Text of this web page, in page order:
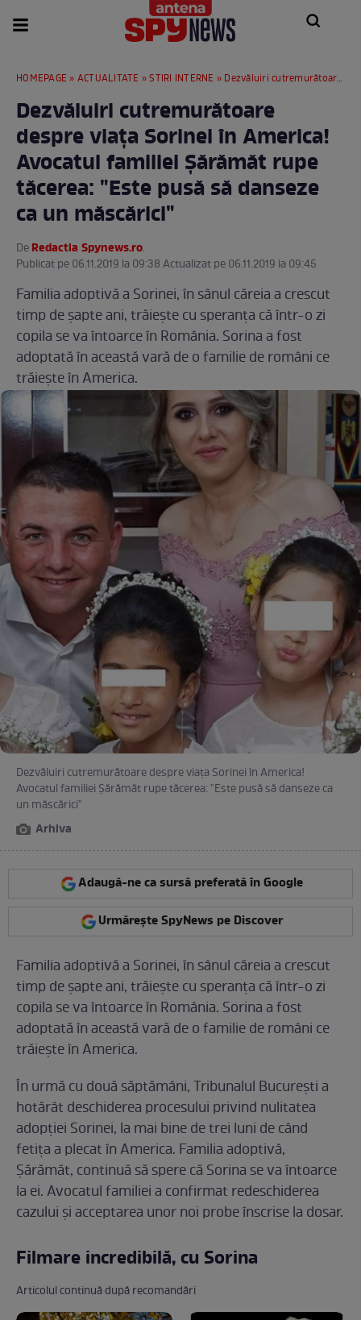
HOMEPAGE » ACTUALITATE »STIRI INTERNE » Dezvăluiri cutremurătoare despre viața Sorinei în America! Avocatul familiei Șărămăt rupe tăcerea: "Este pusă să danseze ca un măscărici"
Dezvăluiri cutremurătoare
despre viața Sorinei în America!
Avocatul familiei Șărămăt rupe
tăcerea: "Este pusă să danseze
ca un măscărici"
DeRedactia Spynews.ro.
Publicat pe 06.11.2019 la 09:38 Actualizat pe 06.11.2019 la 09:45
Familia adoptivă a Sorinei, în sânul căreia a crescut
timp de șapte ani, trăiește cu speranța că într-o zi
copila se va întoarce în România. Sorina a fost
adoptată în această vară de o familie de români ce
trăiește în America.
Dezvăluiri cutremurătoare despre viața Sorinei în America!
Avocatul familiei Șărămăt rupe tăcerea: "Este pusă să danseze ca
un măscărici"
Arhiva
Adaugă-ne ca sursă preferată în Google
Urmărește SpyNews pe Discover
Familia adoptivă a Sorinei, în sânul căreia a crescut
timp de șapte ani, trăiește cu speranța că într-o zi
copila se va întoarce în România. Sorina a fost
adoptată în această vară de o familie de români ce
trăiește în America.
În urmă cu două săptămâni, Tribunalul București a
hotărât deschiderea procesului privind nulitatea
adopției Sorinei, la mai bine de trei luni de când
fetița a plecat în America. Familia adoptivă,
Șărămăt, continuă să spere că Sorina se va întoarce
la ei. Avocatul familiei a confirmat redeschiderea
cazului și acceptarea unor noi probe înscrise la dosar.
Filmare incredibilă, cu Sorina
Articolul continuă după recomandări